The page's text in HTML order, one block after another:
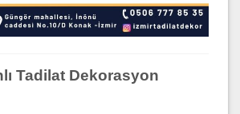
Tadilat Dekorasyon